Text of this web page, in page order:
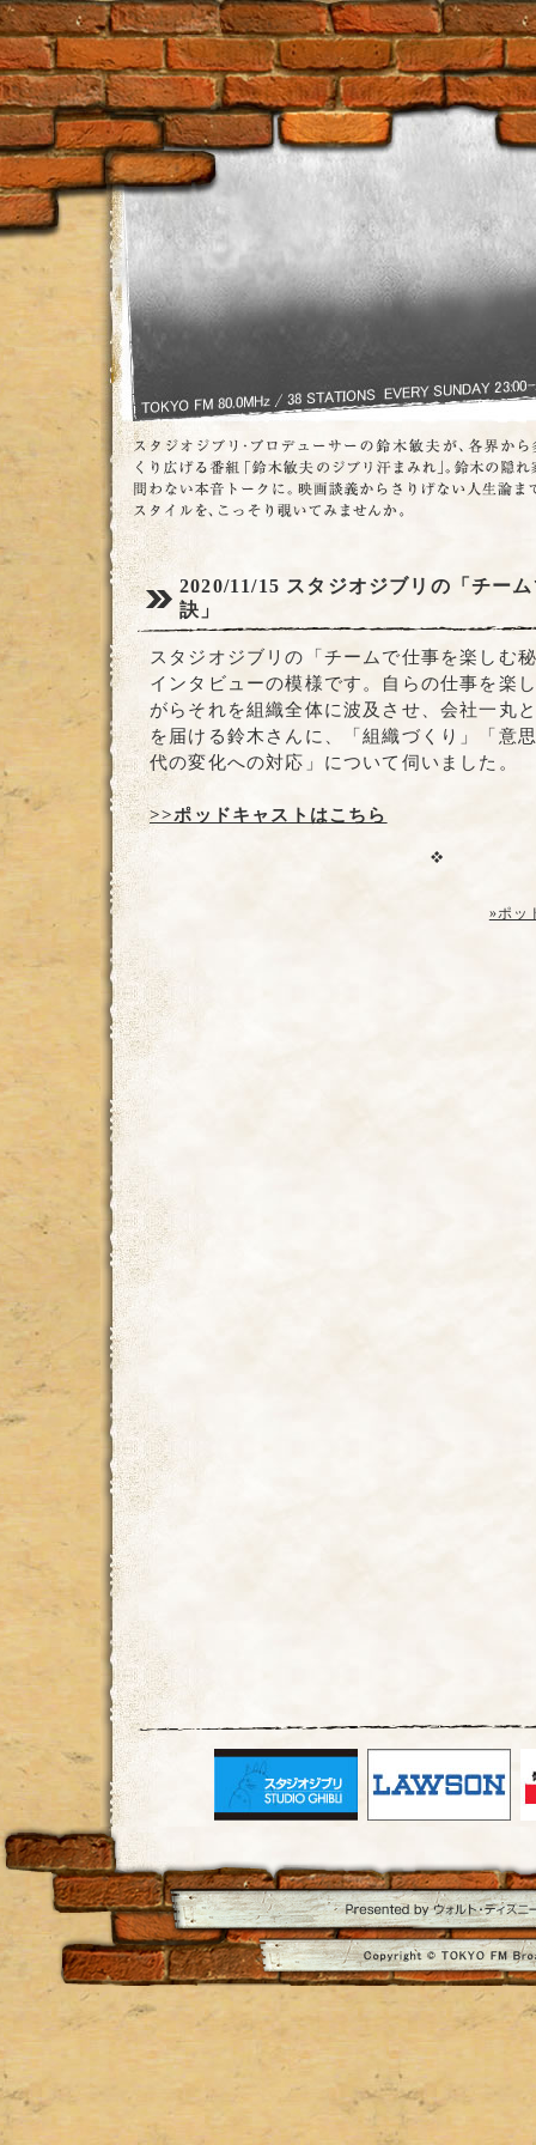
2020/11/15 スタジオジブリの「チー
訣」
スタジオジブリの「チームで仕事を楽しむ
インタビューの模様です。自らの仕事を楽
がらそれを組織全体に波及させ、会社一丸
を届ける鈴木さんに、「組織づくり」「意
代の変化への対応」について伺いました。
>>ポッドキャストはこちら
»ポッ